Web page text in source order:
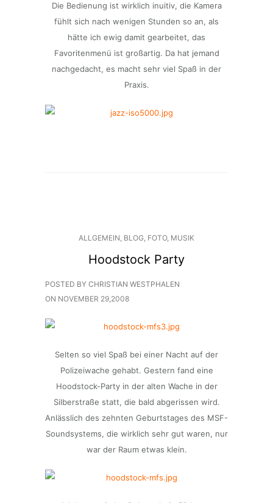
Die Bedienung ist wirklich inuitiv, die Kamera
fühlt sich nach wenigen Stunden so an, als
hätte ich ewig damit gearbeitet, das
Favoritenmenü ist großartig. Da hat jemand
nachgedacht, es macht sehr viel Spaß in der
Praxis.
ALLGEMEIN, BLOG, FOTO, MUSIK
Hoodstock Party
POSTED BY CHRISTIAN WESTPHALEN
ON NOVEMBER 29,2008
Selten so viel Spaß bei einer Nacht auf der
Polizeiwache gehabt. Gestern fand eine
Hoodstock-Party in der alten Wache in der
Silberstraße statt, die bald abgerissen wird.
Anlässlich des zehnten Geburtstages des MSF-
Soundsystems, die wirklich sehr gut waren, nur
war der Raum etwas klein.